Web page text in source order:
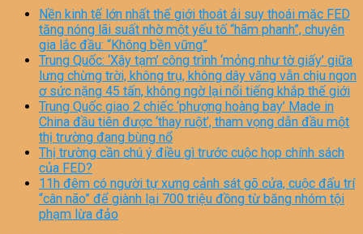
Nền kinh tế lớn nhất thế giới thoát ải suy thoái mặc FED
tăng nóng lãi suất nhờ một yếu tố “hãm phanh”, chuyên
gia lắc đầu: “Không bền vững”
Trung Quốc: ‘Xây tạm’ công trình ‘mỏng như tờ giấy’ giữa
lưng chừng trời, không trụ, không dây văng vẫn chịu ngon
ơ sức nặng 45 tấn, không ngờ lại nổi tiếng khắp thế giới
Trung Quốc giao 2 chiếc ‘phượng hoàng bay’ Made in
China đầu tiên được ‘thay ruột’, tham vọng dẫn đầu một
thị trường đang bùng nổ
Thị trường cần chú ý điều gì trước cuộc họp chính sách
của FED?
11h đêm có người tự xưng cảnh sát gõ cửa, cuộc đấu trí
“cân não” để giành lại 700 triệu đồng từ băng nhóm tội
phạm lừa đảo